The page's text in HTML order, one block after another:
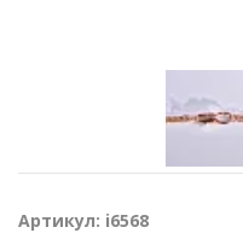
Артикул: i6568